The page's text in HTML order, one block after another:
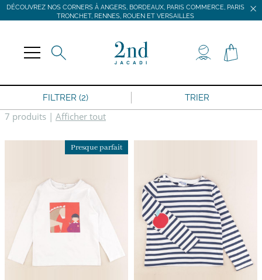
DÉCOUVREZ NOS CORNERS À ANGERS, BORDEAUX, PARIS COMMERCE, PARIS
TRONCHET, RENNES, ROUEN ET VERSAILLES
DÉCOUVREZ NOS CORNERS À ANGERS, BORDEAUX, PARIS COMMERCE, PARIS
TRONCHET, RENNES, ROUEN ET VERSAILLES
FILTRER (2) TRIER
7 produits | Afficher tout
Presque parfait